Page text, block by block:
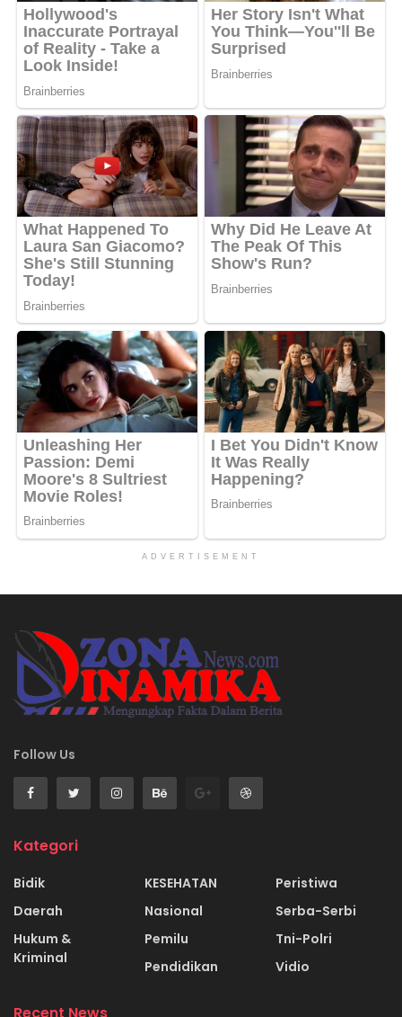
ADVERTISEMENT
Follow Us
Kategori
Bidik
Daerah
Hukum &
Kriminal
KESEHATAN
Nasional
Pemilu
Pendidikan
Peristiwa
Serba-Serbi
Tni-Polri
Vidio
Recent News